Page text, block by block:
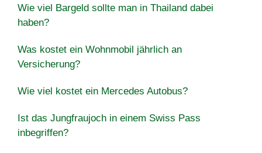
Wie viel Bargeld sollte man in Thailand dabei
haben?
Was kostet ein Wohnmobil jährlich an
Versicherung?
Wie viel kostet ein Mercedes Autobus?
Ist das Jungfraujoch in einem Swiss Pass
inbegriffen?